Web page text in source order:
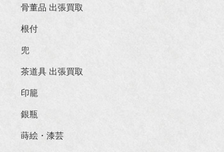
骨董品 出張買取
根付
兜
茶道具 出張買取
印籠
銀瓶
蒔絵・漆芸